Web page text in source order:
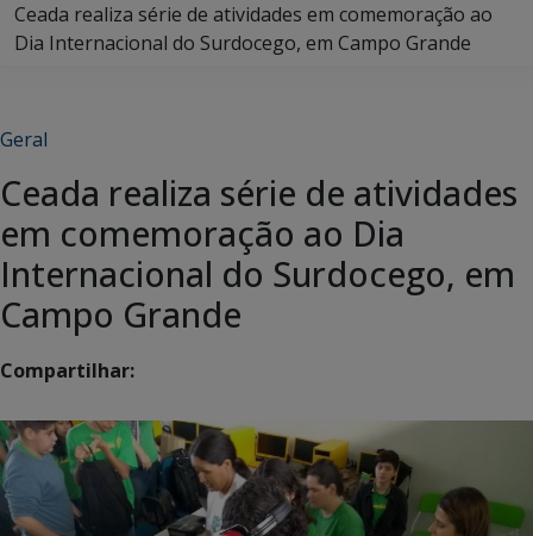
Ceada realiza série de atividades em comemoração ao
Dia Internacional do Surdocego, em Campo Grande
Geral
Ceada realiza série de atividades
em comemoração ao Dia
Internacional do Surdocego, em
Campo Grande
Compartilhar: